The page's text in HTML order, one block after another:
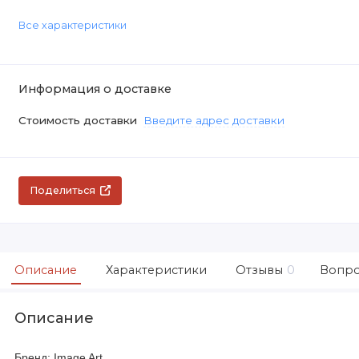
Все характеристики
Информация о доставке
Стоимость доставки Введите адрес доставки
Поделиться
Описание Характеристики Отзывы 0
Описание